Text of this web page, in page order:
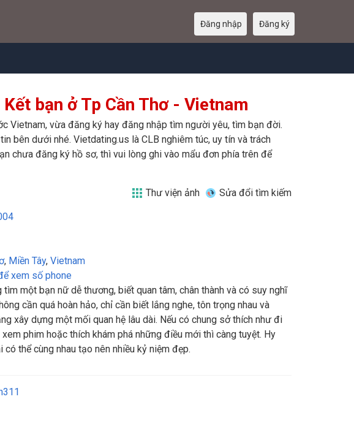
Đăng nhập Đăng ký
bạn ở Tp Cần Thơ - Vietnam
Vietnam, vừa đăng ký hay đăng nhập tìm người yêu, tìm bạn đời.
bên dưới nhé. Vietdating.us là CLB nghiêm túc, uy tín và trách
chưa đăng ký hồ sơ, thì vui lòng ghi vào mẩu đơn phía trên để
Thư viện ảnh Sửa đổi tìm kiếm
, Miền Tây, Vietnam
xem số phone
tìm một bạn nữ dễ thương, biết quan tâm, chân thành và có suy nghĩ
cần quá hoàn hảo, chỉ cần biết lắng nghe, tôn trọng nhau và
xây dựng một mối quan hệ lâu dài. Nếu có chung sở thích như đi
xem phim hoặc thích khám phá những điều mới thì càng tuyệt. Hy
có thể cùng nhau tạo nên nhiều kỷ niệm đẹp.